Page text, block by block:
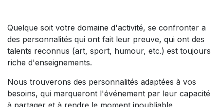
Quelque soit votre domaine d'activité, se confronter a
des personnalités qui ont fait leur preuve, qui ont des
talents reconnus (art, sport, humour, etc.) est toujours
riche d'enseignements.
Nous trouverons des personnalités adaptées à vos
besoins, qui marqueront l'événement par leur capacité
à partager et à rendre le moment inoubliable.